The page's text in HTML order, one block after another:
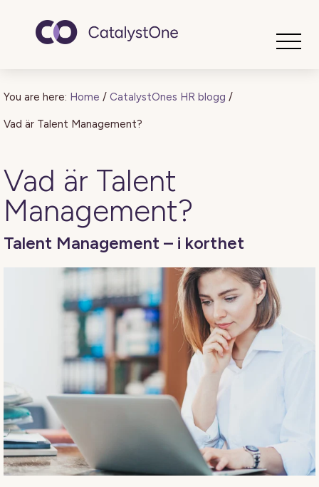
You are here: Home / CatalystOnes HR blogg /
Vad är Talent Management?
Vad är Talent
Management?
Talent Management – i korthet